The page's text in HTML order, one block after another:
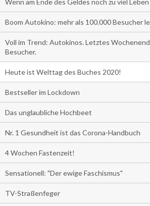
Wenn am Ende des Geldes noch zu viel
Boom Autokino: mehr als 100.000 Besucher
Voll im Trend: Autokinos. Letztes
Besucher.
Heute ist Welttag des Buches 2020!
Bestseller im Lockdown
Das unglaubliche Hochbeet
Nr. 1 Gesundheit ist das Corona-Handbuch
4 Wochen Fastenzeit!
Sensationell: "Der ewige Faschismus"
TV-Straßenfeger